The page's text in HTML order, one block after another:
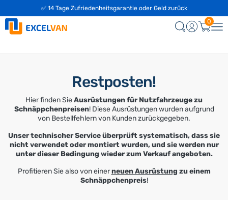
Restposten!
Hier finden SieAusrüstungen für Nutzfahrzeuge zu
Schnäppchenpreisen! Diese Ausrüstungen wurden aufgrund
von Bestellfehlern von Kunden zurückgegeben.
Unser technischer Service überprüft systematisch, dass sie
nicht verwendet oder montiert wurden, und sie werden nur
unter dieser Bedingung wieder zum Verkauf angeboten.
Profitieren Sie also von einerneuen Ausrüstung zu einem
Schnäppchenpreis!
✅ 14 Tage Zufriedenheitsgarantie oder Geld zurück
0